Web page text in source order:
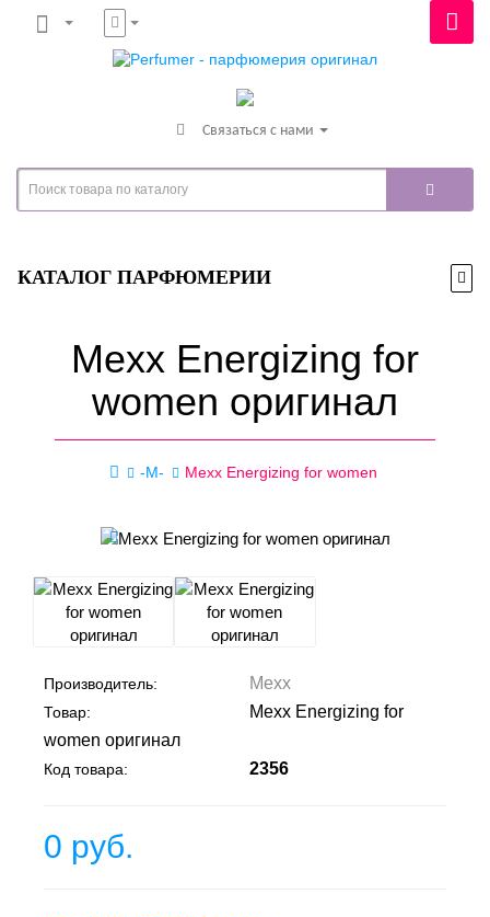
Связаться с нами
КАТАЛОГ ПАРФЮМЕРИИ
Mexx Energizing for
women оригинал
-M- Mexx Energizing for women
Производитель: Mexx
Товар:
Mexx Energizing for
women оригинал
Код товара: 2356
0 руб.